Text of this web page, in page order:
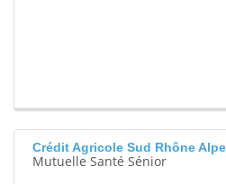
Crédit Agricole Sud Rhône
Mutuelle Santé Sénior